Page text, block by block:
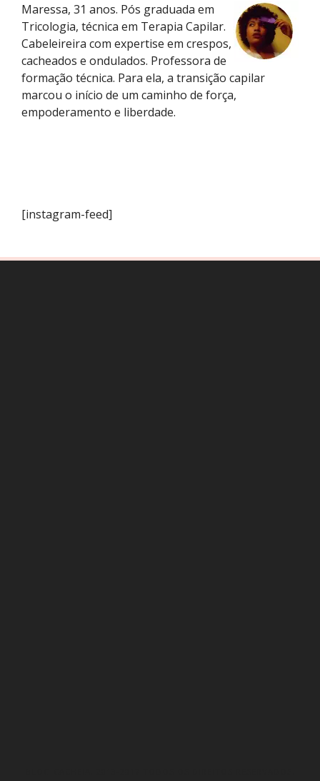
Maressa, 31 anos. Pós graduada em
Tricologia, técnica em Terapia Capilar.
Cabeleireira com expertise em crespos,
cacheados e ondulados. Professora de
formação técnica. Para ela, a transição capilar
marcou o início de um caminho de força,
empoderamento e liberdade.
[instagram-feed]